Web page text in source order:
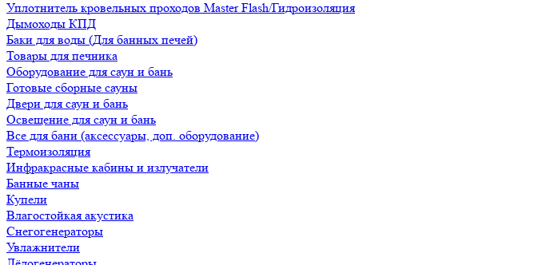
Уплотнитель кровельных проходов Master Flash/Гидроизоляция
Дымоходы КПД
Баки для воды (Для банных печей)
Товары для печника
Оборудование для саун и бань
Готовые сборные сауны
Двери для саун и бань
Освещение для саун и бань
Все для бани (аксессуары, доп. оборудование)
Термоизоляция
Инфракрасные кабины и излучатели
Банные чаны
Купели
Влагостойкая акустика
Снегогенераторы
Увлажнители